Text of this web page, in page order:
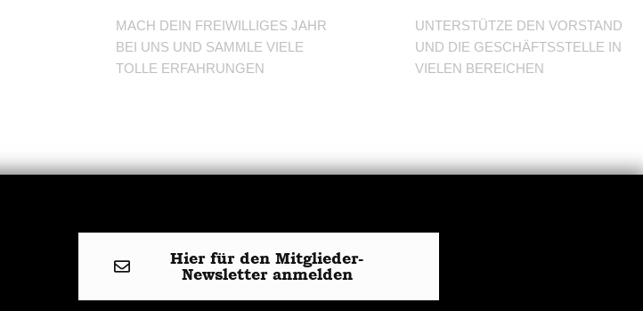
MACH DEIN FREIWILLIGES JAHR
BEI UNS UND SAMMLE VIELE
TOLLE ERFAHRUNGEN
UNTERSTÜTZE DEN VORSTAND
UND DIE GESCHÄFTSSTELLE IN
VIELEN BEREICHEN
Hier für den Mitglieder-
Newsletter anmelden